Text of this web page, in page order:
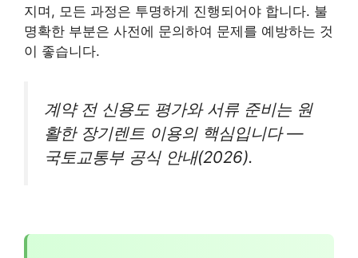
지며, 모든 과정은 투명하게 진행되어야 합니다. 불
명확한 부분은 사전에 문의하여 문제를 예방하는 것
이 좋습니다.
계약 전 신용도 평가와 서류 준비는 원
활한 장기렌트 이용의 핵심입니다 —
국토교통부 공식 안내(2026).